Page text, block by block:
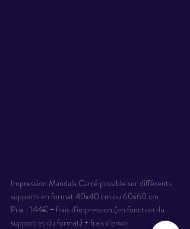
Impression Mandala Carré possible sur différents
supports en format 40x40 cm ou 60x60 cm
Prix : 144€ + frais d'impression (en fonction du
support et du format) + frais d'envoi.